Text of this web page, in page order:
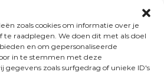
zoals cookies om informatie over je
te raadplegen. We doen dit met als doel
en om gepersonaliseerde
in te stemmen met deze
gegevens zoals surfgedrag of unieke ID's